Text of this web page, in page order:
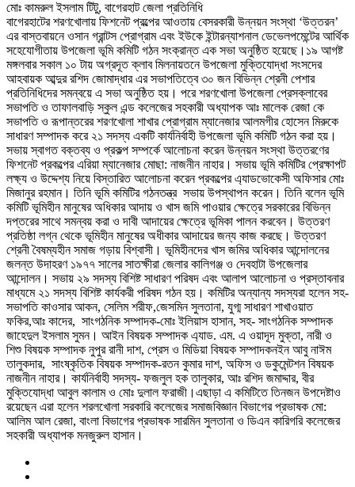
মোঃ কামরুল ইসলাম টিটু, বাগেরহাট জেলা প্রতিনিধি
বাগেরহাটের শরণখোলায় ফিশনেট প্রল্পের আওতায় বেসরকারী উন্নয়ন সংস্থা ‘উত্তরন’
এর বাস্তবায়নে ওসান গ্রান্টস প্রোগ্রাম এবং ইউকে ইন্টারন্যাশনাল ডেভেলপমেন্টের আর্থিক
সহেযোগীতায় উপজেলা ভূমি কমিটি গঠন সংক্রান্ত এক সভা অনুষ্ঠিত হয়েছে।১৯ আগষ্ট
মঙ্গলবার সকাল ১০ টায় অগ্রদূত ক্লাব মিলনায়তনে উপজেলা মুক্তিযোদ্ধা সংসদের
আহবায়ক আব্দুর রশিদ জোমাদ্ধার এর সভাপতিত্বে ৩০ জন বিভিন্ন শ্রেনী পেশার
প্রতিনিধিদের সমন্বয়ে এ সভা অনুষ্ঠিত হয়। পরে শরণখোলা উপজেলা প্রেসক্লাবের
সভাপতি ও তাফালবাড়ি স্কুল এন্ড কলেজের সহকারী অধ্যাপক আঃ মালেক রেজা কে
সভাপতি ও রূপান্তরের শরণখোলা শাখার প্রোগ্রাম ম্যানেজার আলমগীর হোসেন মিরুকে
সাধারণ সম্পাদক করে ২১ সদস্য একটি কার্যনির্বাহী উপজেলা ভূমি কমিটি গঠন করা হয়।
সভায় স্বাগত বক্তব্য ও প্রকল্প সম্পর্কে আলোচনা করেন উন্নয়ন সংস্থা উত্তরণের
ফিশনেট প্রকল্পের এরিয়া ম্যানেজার মোছা: নাজনীন নাহার। সভায় ভূমি কমিটির প্রেক্ষাপট
লক্ষ্য ও উদ্দেশ্য নিয়ে বিস্তারিত আলোচনা করেন প্রকল্পের এ্যাডভোকেসী অফিসার মোঃ
মিজানুর রহমান। তিনি ভূমি কমিটির গঠনতন্ত্র সভায় উপস্থাপন করেন। তিনি বলেন ভূমি
কমিটি ভূমিহীন মানুষের অধিকার আদায় ও খাস জমি পাওয়ার ক্ষেত্রে সরকারের বিভিন্ন
দপ্তরের সাথে সমন্বয় করা ও দাবী আদায়ের ক্ষেত্রে ভূমিকা পালন করবেন। উত্তরণ
প্রতিষ্ঠা লগ্ন থেকে ভূমিহীন মানুষের অধীকার আদায়ের জন্য কাজ করছে। উত্তরণ
শ্রেনী বৈষম্যহীন সমাজ গড়ায় বিশ্বাসী। ভূমিহীনদের খাস জমির অধিকার আন্দোলনের
জলন্ত উদাহরণ ১৯৭৭ সালের সাতক্ষীরা জেলার কালিগঞ্জ ও দেবহাটা উপজেলার
আন্দোলন। সভায় ২৯ সদস্য বিশিষ্ট সাধারণ পরিষদ এবং আলাপ আলোচনা ও প্রস্তাবনার
মাধ্যমে ২১ সদস্য বিশিষ্ট কার্যকরী পরিষদ গঠন হয়। কমিটির অন্যান্য সদস্যরা হলেন সহ-
সভাপতি কাওসার আকন, সেলিম শরীফ,জেসমিন সুলতানা, যুগ্ম সাধারণ শাখাওয়াত
ফকির,আঃ কাদের, সাংগঠনিক সম্পাদক-মোঃ ইলিয়াস হাসান, সহ- সাংগঠনিক সম্পাদক
জাহেদুল ইসলাম সুমন। আইন বিষয়ক সম্পাদক এ্যাড. এম. এ ওয়াদূদ মুক্তা, নারী ও
শিশু বিষয়ক সম্পাদক নুপুর রানী দাশ, প্রেস ও মিডিয়া বিষয়ক সম্পাদকনইন আবু নাঈম
তালুকদার, সাংষ্কৃতিক বিষয়ক সম্পাদক-রতন কুমার দাশ, অফিস ও ডকুমেন্টশন বিষয়ক
নাজনীন নাহার। কার্যনির্বাহী সদস্য- ফজলুল হক তালুকার, আঃ রশিদ জমাদ্দার, বীর
মুক্তিযোদ্ধা আবুল কালাম ও মোঃ দুলাল ফরাজী।এছাড়া এ কমিটিতে তিনজন উপদেষ্টাও
রয়েছেন এরা হলেন শরলখোলা সরকারি কলেজের সমাজবিজ্ঞান বিভাগের প্রভাষক মো:
আলিম আল রেজা, বাংলা বিভাগের প্রভাষক সারমিন সুলতানা ও ডিএন কারিগরি কলেজের
সহকারী অধ্যাপক মনজুরুল হাসান।